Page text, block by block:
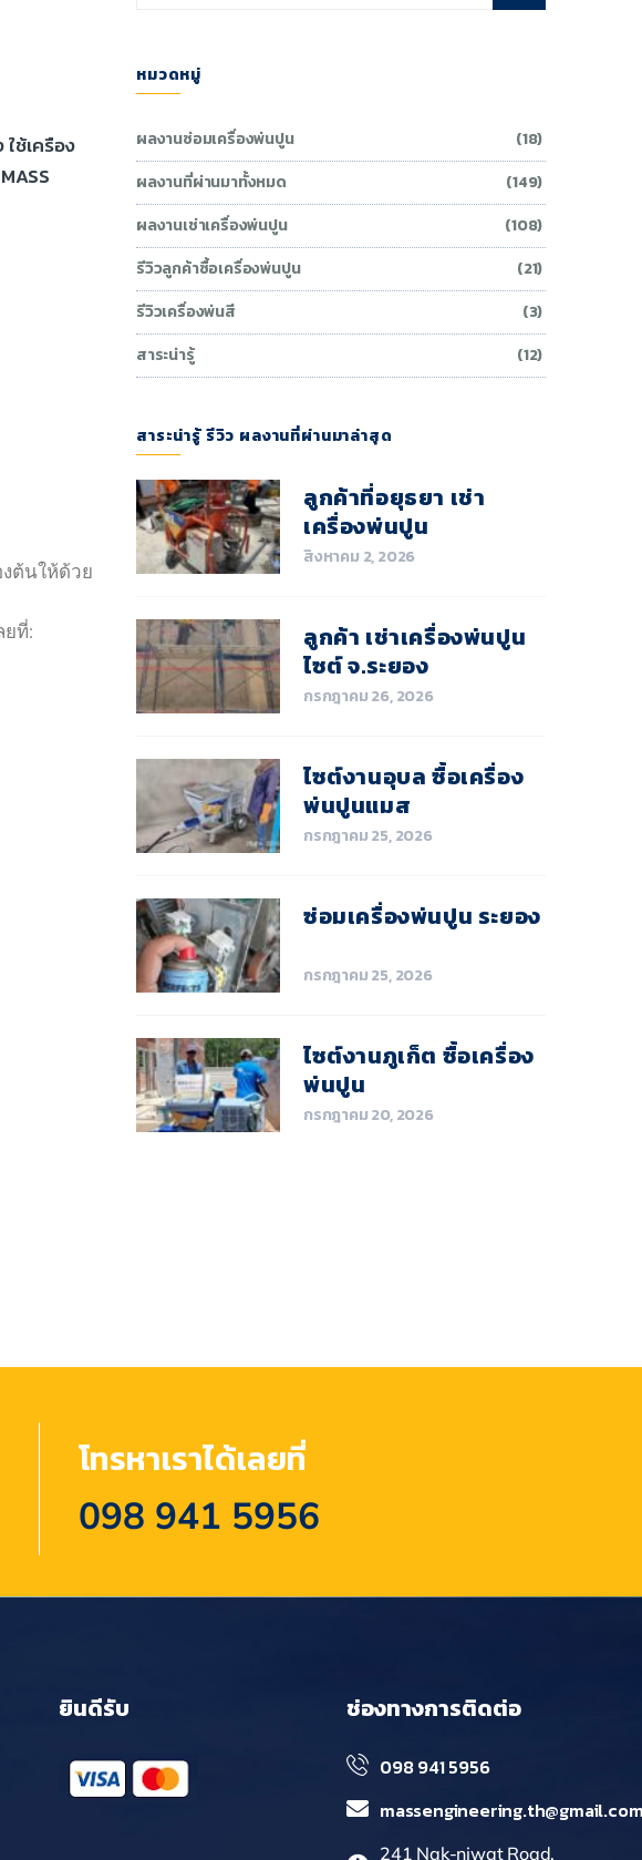
ช้เครือง
ต้นให้ด้วย
ยที่:
หมวดหมู่
ผลงานซ่อมเครื่องพ่นปูน
(18)
ผลงานที่ผ่านมาทั้งหมด
(149)
ผลงานเช่าเครื่องพ่นปูน
(108)
รีวิวลูกค้าซื้อเครื่องพ่นปูน
(21)
รีวิวเครื่องพ่นสี
(3)
สาระน่ารู้
(12)
สาระน่ารู้ รีวิว ผลงานที่ผ่านมาล่าสุด
สิงหาคม 2, 2026
ลูกค้าที่อยุธยา เช่า
เครื่องพ่นปูน
กรกฎาคม 26, 2026
ลูกค้า เช่าเครื่องพ่นปูน
ไซต์ จ.ระยอง
กรกฎาคม 25, 2026
ไซต์งานอุบล ซื้อเครื่อง
พ่นปูนแมส
กรกฎาคม 25, 2026
ซ่อมเครื่องพ่นปูน ระยอง
กรกฎาคม 20, 2026
ไซต์งานภูเก็ต ซื้อเครื่อง
พ่นปูน
โทรหาเราได้เลยที่
098 941 5956
ยินดีรับ ช่องทางการติดต่อ
098 941 5956
241 Nak-niwat Road,